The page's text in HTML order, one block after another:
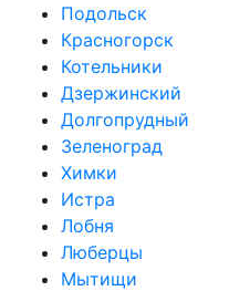
Подольск
Красногорск
Котельники
Дзержинский
Долгопрудный
Зеленоград
Химки
Истра
Лобня
Люберцы
Мытищи